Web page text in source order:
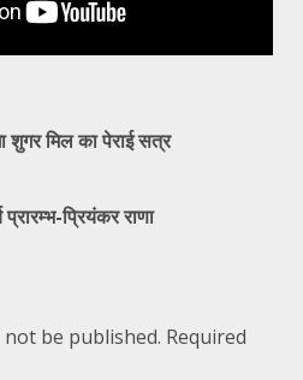
मिल का पेराई सत्र
प्रियंकर राणा
be published. Required